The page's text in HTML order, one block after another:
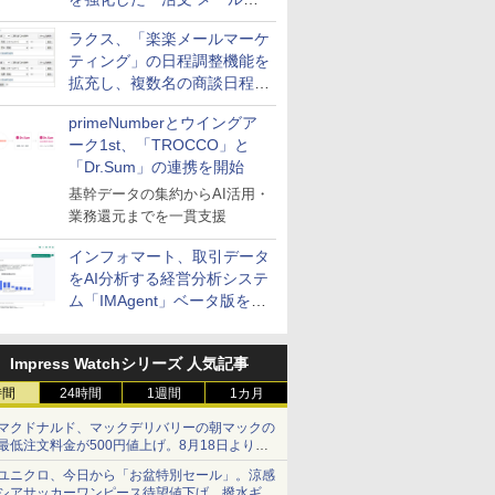
送信防止アドインサービス」
を提供
ラクス、「楽楽メールマーケ
ティング」の日程調整機能を
拡充し、複数名の商談日程調
整を効率化
primeNumberとウイングア
ーク1st、「TROCCO」と
「Dr.Sum」の連携を開始
基幹データの集約からAI活用・
業務還元までを一貫支援
インフォマート、取引データ
をAI分析する経営分析システ
ム「IMAgent」ベータ版を提
Impress Watchシリーズ 人気記事
24時間 1週間 1カ月
クドナルド、マックデリバリーの朝マックの
低注文料金が500円値上げ。8月18日より
円から受付
ニクロ、今日から「お盆特別セール」。涼感